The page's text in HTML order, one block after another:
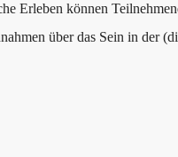
Erleben können
über das Sein in der